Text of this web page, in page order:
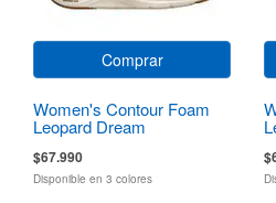
Comprar
Women's Contour Foam
Leopard Dream
$67.990
Disponible en 3 colores